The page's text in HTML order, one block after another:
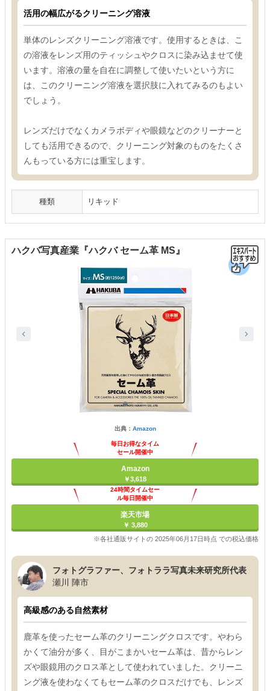
活用の幅広がるクリーニング溶液
単体のレンズクリーニング溶液です。使用するときは、こ
の溶液をレンズ用のティッシュやクロスに染み込ませて使
います。溶液の量を自在に調整して使いたいという方に
は、このクリーニング溶液を選択肢に入れてみるのもよい
でしょう。
レンズだけでなくカメラボディや眼鏡などのクリーナーと
しても活用できるので、クリーニング対象のものをたくさ
んもっている方には重宝します。
種類 リキッド
ハクバ写真産業『ハクバ セーム革 MS』
出典： Amazon
毎日お得なタイム
セール開催中
Amazon
￥3,618
24時間タイムセー
ル毎日開催中
楽天市場
￥ 3,880
※各社通販サイトの 2025年06月17日時点 での税込価格
フォトグラファー、フォトララ写真未来研究所代表
瀬川 陣市
高級感のある自然素材
鹿革を使ったセーム革のクリーニングクロスです。やわら
かくて油分が多く、目がこまかいセーム革は、昔からレン
ズや眼鏡用のクロス革として使われていました。クリーニ
ング液を使わなくてもセーム革のクロスだけでも、レンズ